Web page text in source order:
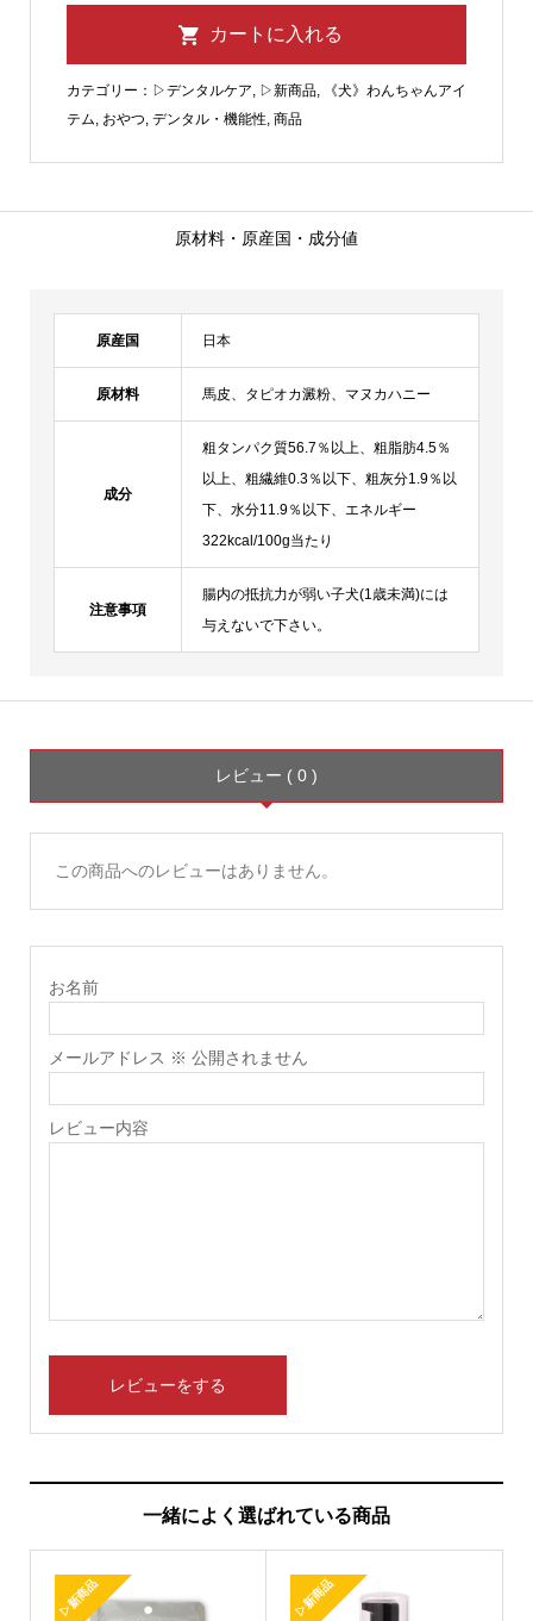
カテゴリー： ▷デンタルケア, ▷新商品,
《犬》わんちゃんアイ
テム, おやつ, デンタル・機能性, 商品
原材料・原産国・成分値
原産国 日本
原材料 馬皮、タピオカ澱粉、マヌカハニー
成分
粗タンパク質56.7％以上、粗脂肪4.5％
以上、粗繊維0.3％以下、粗灰分1.9％以
下、水分11.9％以下、エネルギー
322kcal/100g当たり
注意事項
腸内の抵抗力が弱い子犬(1歳未満)には
与えないで下さい。
レビュー ( 0 )
この商品へのレビューはありません。
お名前
メールアドレス ※ 公開されません
レビュー内容
一緒によく選ばれている商品
▷新商品 ▷新商品